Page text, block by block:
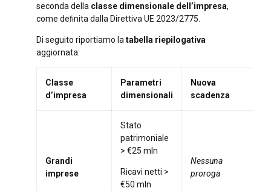
seconda della classe dimensionale dell’impresa,
come deﬁnita dalla Direttiva UE 2023/2775.
Di seguito riportiamo la tabella riepilogativa
aggiornata:
Classe
d’impresa
Parametri
dimensionali
Nuova
scadenza
Grandi
imprese
Stato
patrimoniale
> €25 mln
Ricavi netti >
€50 mln
Nessuna
proroga